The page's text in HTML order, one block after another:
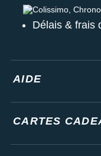
Colissimo,
Délais & frais
AIDE
CARTES